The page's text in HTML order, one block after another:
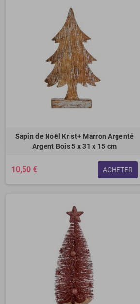
Sapin de Noël Krist+ Marron Argenté
Argent Bois 5 x 31 x 15 cm
10,50 € ACHETER